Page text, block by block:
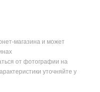
магазина и может
от фотографии на
уточняйте у